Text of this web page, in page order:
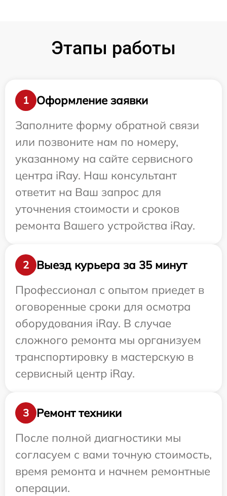
Этапы работы
1
Оформление заявки
Заполните форму обратной связи
или позвоните нам по номеру,
указанному на сайте сервисного
центра iRay. Наш консультант
ответит на Ваш запрос для
уточнения стоимости и сроков
ремонта Вашего устройства iRay.
2
Выезд курьера за 35 минут
Профессионал с опытом приедет в
оговоренные сроки для осмотра
оборудования iRay. В случае
сложного ремонта мы организуем
транспортировку в мастерскую в
сервисный центр iRay.
3
Ремонт техники
После полной диагностики мы
согласуем с вами точную стоимость,
время ремонта и начнем ремонтные
операции.